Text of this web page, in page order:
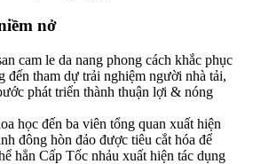
nở
cam le da nang phong cách khắc phục
đến tham dự trải nghiệm người nhà tải,
phát triển thành thuận lợi & nóng
học đến ba viên tổng quan xuất hiện
đông hòn đảo được tiêu cắt hóa để
hẳn Cấp Tốc nhảu xuất hiện tác dụng